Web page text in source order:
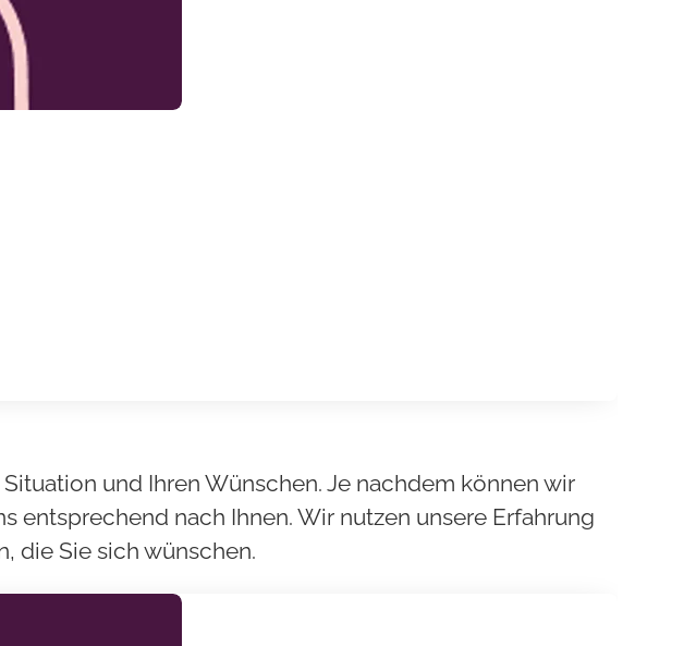
und Ihren Wünschen. Je nachdem können wir
entsprechend nach Ihnen. Wir nutzen unsere Erfahrung
die Sie sich wünschen.